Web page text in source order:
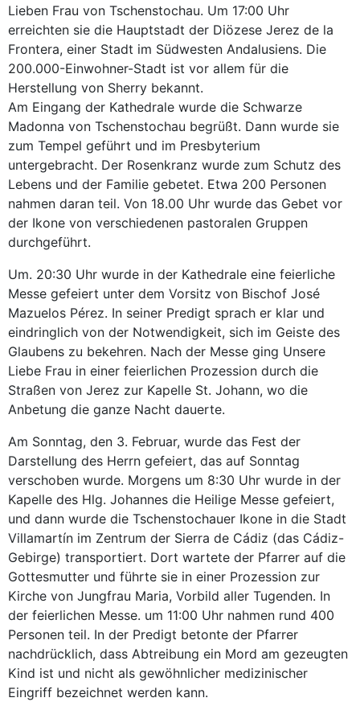
Lieben Frau von Tschenstochau. Um 17:00 Uhr
erreichten sie die Hauptstadt der Diözese Jerez de la
Frontera, einer Stadt im Südwesten Andalusiens. Die
200.000-Einwohner-Stadt ist vor allem für die
Herstellung von Sherry bekannt.
Am Eingang der Kathedrale wurde die Schwarze
Madonna von Tschenstochau begrüßt. Dann wurde sie
zum Tempel geführt und im Presbyterium
untergebracht. Der Rosenkranz wurde zum Schutz des
Lebens und der Familie gebetet. Etwa 200 Personen
nahmen daran teil. Von 18.00 Uhr wurde das Gebet vor
der Ikone von verschiedenen pastoralen Gruppen
durchgeführt.
Um. 20:30 Uhr wurde in der Kathedrale eine feierliche
Messe gefeiert unter dem Vorsitz von Bischof José
Mazuelos Pérez. In seiner Predigt sprach er klar und
eindringlich von der Notwendigkeit, sich im Geiste des
Glaubens zu bekehren. Nach der Messe ging Unsere
Liebe Frau in einer feierlichen Prozession durch die
Straßen von Jerez zur Kapelle St. Johann, wo die
Anbetung die ganze Nacht dauerte.
Am Sonntag, den 3. Februar, wurde das Fest der
Darstellung des Herrn gefeiert, das auf Sonntag
verschoben wurde. Morgens um 8:30 Uhr wurde in der
Kapelle des Hlg. Johannes die Heilige Messe gefeiert,
und dann wurde die Tschenstochauer Ikone in die Stadt
Villamartín im Zentrum der Sierra de Cádiz (das Cádiz-
Gebirge) transportiert. Dort wartete der Pfarrer auf die
Gottesmutter und führte sie in einer Prozession zur
Kirche von Jungfrau Maria, Vorbild aller Tugenden. In
der feierlichen Messe. um 11:00 Uhr nahmen rund 400
Personen teil. In der Predigt betonte der Pfarrer
nachdrücklich, dass Abtreibung ein Mord am gezeugten
Kind ist und nicht als gewöhnlicher medizinischer
Eingriff bezeichnet werden kann.